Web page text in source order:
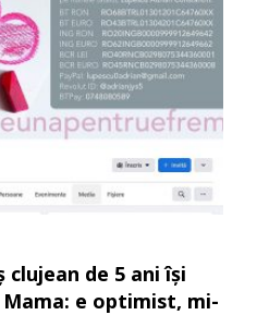
clujean de 5 ani îşi
e optimist, mi-